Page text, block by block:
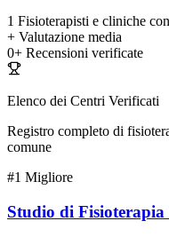
1 Fisioterapisti e cliniche
+ Valutazione media
0+ Recensioni verificate
Elenco dei Centri Verificati
Registro completo di
comune
#1 Migliore
Studio di Fisioterapia